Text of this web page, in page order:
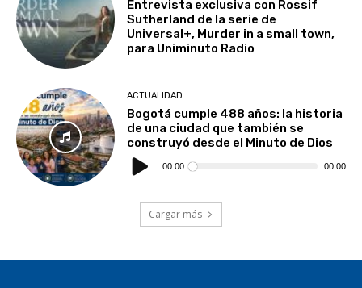
Entrevista exclusiva con Rossif
Sutherland de la serie de
Universal+, Murder in a small town,
para Uniminuto Radio
ACTUALIDAD
Bogotá cumple 488 años: la historia
de una ciudad que también se
construyó desde el Minuto de Dios
Reproductor
de
audio
00:00 00:00
Cargar más